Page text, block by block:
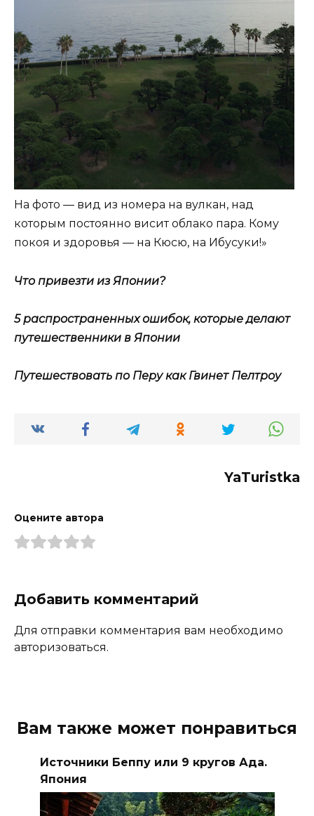
На фото — вид из номера на вулкан, над
которым постоянно висит облако пара. Кому
покоя и здоровья — на Кюсю, на Ибусуки!»
Что привезти из Японии?
5 распространенных ошибок, которые делают
путешественники в Японии
Путешествовать по Перу как Гвинет Пелтроу
YaTuristka
Оцените автора
Добавить комментарий
Для отправки комментария вам необходимо
авторизоваться.
Вам также может понравиться
Источники Беппу или 9 кругов Ада.
Япония